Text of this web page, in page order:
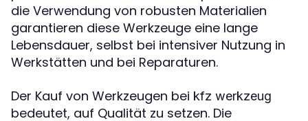
die Verwendung von robusten Materialien
garantieren diese Werkzeuge eine lange
Lebensdauer, selbst bei intensiver Nutzung in
Werkstätten und bei Reparaturen.
Der Kauf von Werkzeugen bei kfz werkzeug
bedeutet, auf Qualität zu setzen. Die